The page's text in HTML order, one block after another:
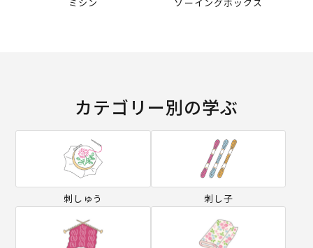
カテゴリー別の学ぶ
刺しゅう 刺し子